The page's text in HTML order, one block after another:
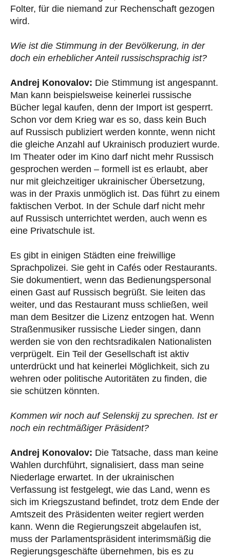
Folter, für die niemand zur Rechenschaft gezogen
wird.
Wie ist die Stimmung in der Bevölkerung, in der
doch ein erheblicher Anteil russischsprachig ist?
Andrej Konovalov: Die Stimmung ist angespannt.
Man kann beispielsweise keinerlei russische
Bücher legal kaufen, denn der Import ist gesperrt.
Schon vor dem Krieg war es so, dass kein Buch
auf Russisch publiziert werden konnte, wenn nicht
die gleiche Anzahl auf Ukrainisch produziert wurde.
Im Theater oder im Kino darf nicht mehr Russisch
gesprochen werden – formell ist es erlaubt, aber
nur mit gleichzeitiger ukrainischer Übersetzung,
was in der Praxis unmöglich ist. Das führt zu einem
faktischen Verbot. In der Schule darf nicht mehr
auf Russisch unterrichtet werden, auch wenn es
eine Privatschule ist.
Es gibt in einigen Städten eine freiwillige
Sprachpolizei. Sie geht in Cafés oder Restaurants.
Sie dokumentiert, wenn das Bedienungspersonal
einen Gast auf Russisch begrüßt. Sie leiten das
weiter, und das Restaurant muss schließen, weil
man dem Besitzer die Lizenz entzogen hat. Wenn
Straßenmusiker russische Lieder singen, dann
werden sie von den rechtsradikalen Nationalisten
verprügelt. Ein Teil der Gesellschaft ist aktiv
unterdrückt und hat keinerlei Möglichkeit, sich zu
wehren oder politische Autoritäten zu finden, die
sie schützen könnten.
Kommen wir noch auf Selenskij zu sprechen. Ist er
noch ein rechtmäßiger Präsident?
Andrej Konovalov: Die Tatsache, dass man keine
Wahlen durchführt, signalisiert, dass man seine
Niederlage erwartet. In der ukrainischen
Verfassung ist festgelegt, wie das Land, wenn es
sich im Kriegszustand befindet, trotz dem Ende der
Amtszeit des Präsidenten weiter regiert werden
kann. Wenn die Regierungszeit abgelaufen ist,
muss der Parlamentspräsident interimsmäßig die
Regierungsgeschäfte übernehmen, bis es zu